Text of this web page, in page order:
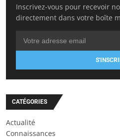
Inscrivez-vous pour recevoir
directement dans votre boîte
CATÉGORIES
Actualité
Connaissances